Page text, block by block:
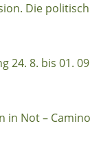
Die
24. 8. bis 01.
in Not –